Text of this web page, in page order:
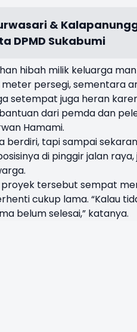
&
DPMD Sukabumi
hibah milik keluarga
persegi, sementara
setempat juga heran
dari pemda dan
Hamami.
berdiri, tapi sampai
di pinggir jalan
tersebut sempat
cukup lama. “Kalau
belum selesai,” katanya.